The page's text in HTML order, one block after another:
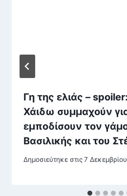
Γη της ελιάς –
Χάιδω συμμαχούν
εμποδίσουν τον
Βασιλικής και του
Δημοσιεύτηκε στις7